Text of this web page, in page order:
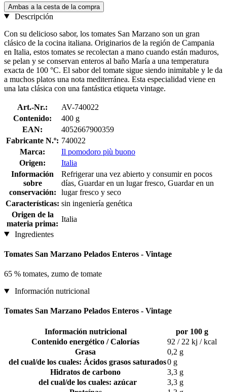
Ambas a la cesta de la compra
Descripción
Con su delicioso sabor, los tomates San Marzano son un gran
clásico de la cocina italiana. Originarios de la región de Campania
en Italia, estos tomates se recolectan a mano cuando están maduros,
se pelan y se conservan enteros al baño María a una temperatura
exacta de 100 °C. El sabor del tomate sigue siendo inimitable y le da
a muchos platos una nota mediterránea. Esta especialidad viene en
una lata clásica con una fantástica etiqueta vintage.
Art.-Nr.:
AV-740022
Contenido:
400 g
EAN:
4052667900359
Fabricante N.º: 740022
Marca:
Il pomodoro più buono
Origen:
Italia
Información
sobre
conservación:
Refrigerar una vez abierto y consumir en pocos
días, Guardar en un lugar fresco, Guardar en un
lugar fresco y seco
Características: sin ingeniería genética
Origen de la
materia prima:
Italia
Ingredientes
Tomates San Marzano Pelados Enteros - Vintage
65 % tomates, zumo de tomate
Información nutricional
Tomates San Marzano Pelados Enteros - Vintage
Información nutricional
por 100 g
Contenido energético / Calorías
92 / 22 kj / kcal
Grasa
0,2 g
del cual/de los cuales: Ácidos grasos saturados0 g
Hidratos de carbono
3,3 g
del cual/de los cuales: azúcar
3,3 g